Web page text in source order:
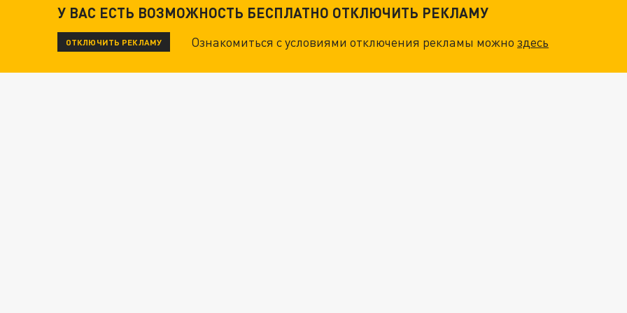
У ВАС ЕСТЬ ВОЗМОЖНОСТЬ БЕСПЛАТНО ОТКЛЮЧИТЬ РЕКЛАМУ
ОТКЛЮЧИТЬ РЕКЛАМУ Ознакомиться с условиями отключения рекламы можноздесь